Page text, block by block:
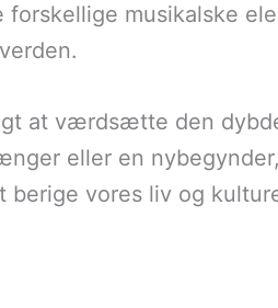
musikalske
at værdsætte den
eller en
berige vores liv og